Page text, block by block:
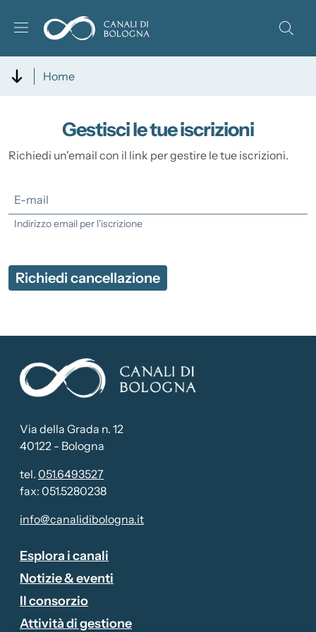
Home
Gestisci le tue iscrizioni
Richiedi un'email con il link per gestire le tue iscrizioni.
E-mail
Indirizzo email per l'iscrizione
Via della Grada n. 12
40122 - Bologna
tel. 051.6493527
fax: 051.5280238
info@canalidibologna.it
Esplora i canali
Notizie & eventi
Il consorzio
Attività di gestione